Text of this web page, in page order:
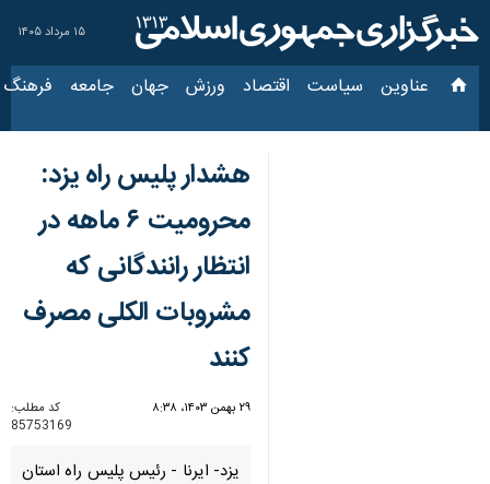
۱۵ مرداد ۱۴۰۵
عناوین‌ سیاست اقتصاد ورزش جهان جامعه فرهنگ
هشدار پلیس راه یزد:
محرومیت ۶ ماهه در
انتظار رانندگانی که
مشروبات الکلی مصرف
کنند
۲۹ بهمن ۱۴۰۳، ۸:۳۸
کد مطلب:
85753169